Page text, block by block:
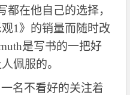
都在他自己的选择，
1》的销量而随时改
是写书的一把好
佩服的。
名不看好的关注着